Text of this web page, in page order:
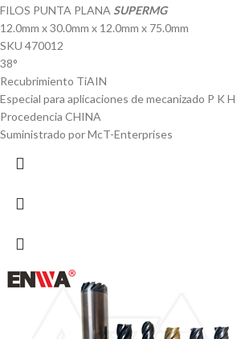
FILOS PUNTA PLANA SUPERMG
12.0mm x 30.0mm x 12.0mm x 75.0mm
SKU 470012
38°
Recubrimiento TiAIN
Especial para aplicaciones de mecanizado P K H
Procedencia CHINA
Suministrado por McT-Enterprises